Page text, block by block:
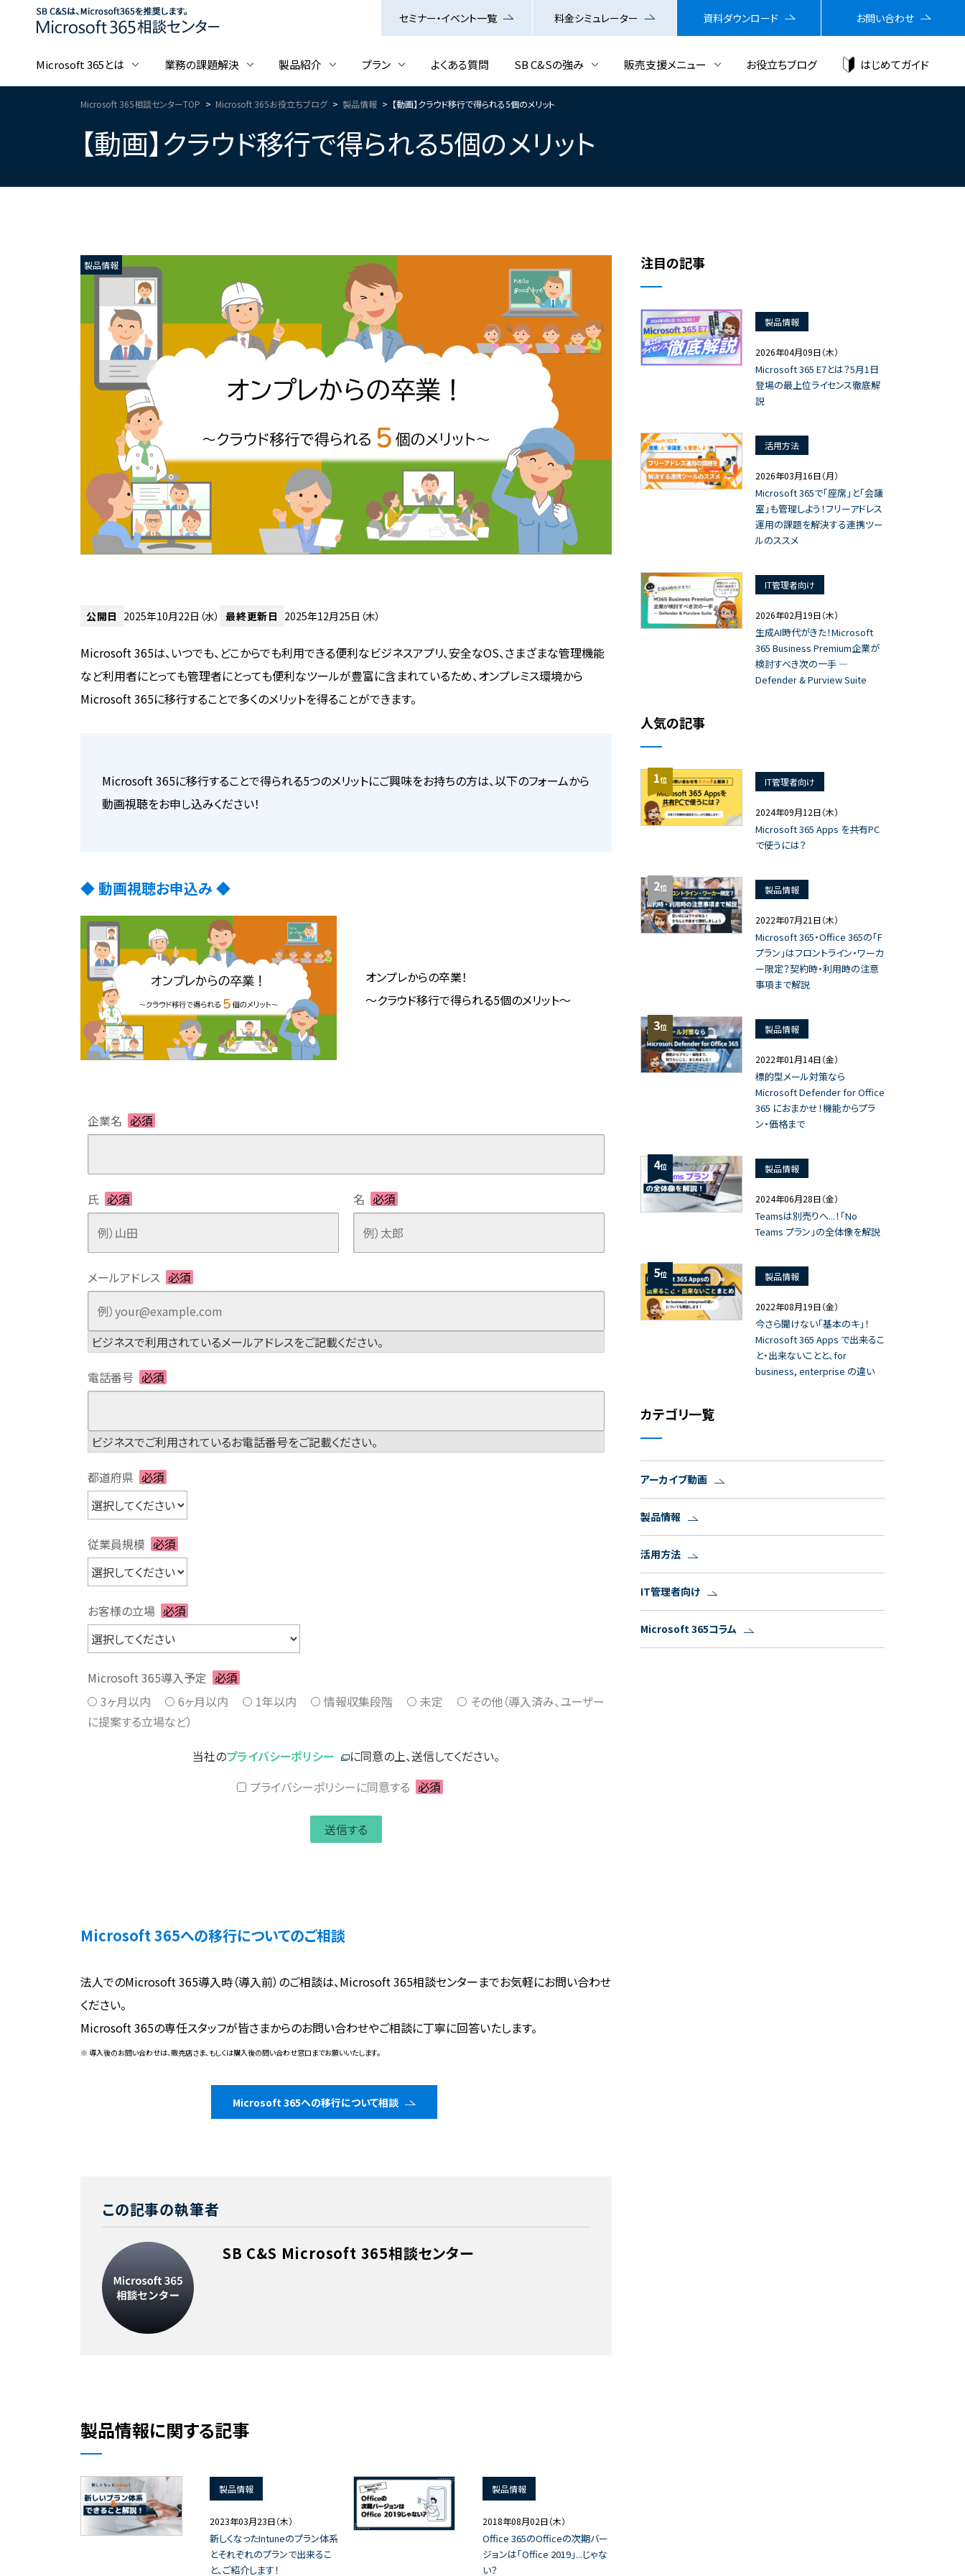
セミナー・イベント一覧 料金シミュレーター 資料ダウンロード お問い合わせ
Microsoft 365とは 業務の課題解決 製品紹介 プラン よくある質問 SB C&Sの強み 販売支援メニュー お役立ちブログ はじめてガイド
Microsoft 365相談センターTOP Microsoft 365お役立ちブログ 製品情報 【動画】クラウド移行で得られる5個のメリット
【動画】クラウド移行で得られる5個のメリット
製品情報
公開日 2025年10月22日（水） 最終更新日 2025年12月25日（木）
Microsoft 365は、いつでも、どこからでも利用できる便利なビジネスアプリ、安全なOS、さまざまな管理機能
など利用者にとっても管理者にとっても便利なツールが豊富に含まれているため、オンプレミス環境から
Microsoft 365に移行することで多くのメリットを得ることができます。
Microsoft 365に移行することで得られる5つのメリットにご興味をお持ちの方は、以下のフォームから
動画視聴をお申し込みください！
◆ 動画視聴お申込み ◆
オンプレからの卒業！
～クラウド移行で得られる5個のメリット～
企業名 必須
氏 必須 名 必須
メールアドレス 必須
ビジネスで利用されているメールアドレスをご記載ください。
電話番号 必須
ビジネスでご利用されているお電話番号をご記載ください。
都道府県 必須
従業員規模 必須
お客様の立場 必須
Microsoft 365導入予定 必須
3ヶ月以内
6ヶ月以内 1年以内 情報収集段階 未定
その他（導入済み、ユーザー
に提案する立場など）
当社のプライバシーポリシー
に同意の上、送信してください。
プライバシーポリシーに同意する 必須
Microsoft 365への移行についてのご相談
法人でのMicrosoft 365導入時（導入前）のご相談は、Microsoft 365相談センターまでお気軽にお問い合わせ
ください。
Microsoft 365の専任スタッフが皆さまからのお問い合わせやご相談に丁寧に回答いたします。
※ 導入後のお問い合わせは、販売店さま、もしくは購入後の問い合わせ窓口までお願いいたします。
Microsoft 365への移行について相談
この記事の執筆者
SB C&S Microsoft 365相談センター
製品情報に関する記事
製品情報
2023年03月23日（木）
新しくなったIntuneのプラン体系
とそれぞれのプランで出来るこ
と、ご紹介します！
製品情報
2018年08月02日（木）
Office 365のOfficeの次期バー
ジョンは「Office 2019」...じゃな
い？
注目の記事
製品情報
2026年04月09日（木）
Microsoft 365 E7とは？5月1日
登場の最上位ライセンス徹底解
説
活用方法
2026年03月16日（月）
Microsoft 365で「座席」と「会議
室」も管理しよう！フリーアドレス
運用の課題を解決する連携ツー
ルのススメ
IT管理者向け
2026年02月19日（木）
生成AI時代がきた！Microsoft
365 Business Premium企業が
検討すべき次の一手 ―
Defender & Purview Suite
人気の記事
1位 IT管理者向け
2024年09月12日（木）
Microsoft 365 Apps を共有PC
で使うには？
2位 製品情報
2022年07月21日（木）
Microsoft 365・Office 365の「F
プラン」はフロントライン・ワーカ
ー限定？契約時・利用時の注意
事項まで解説
3位 製品情報
2022年01月14日（金）
標的型メール対策なら
Microsoft Defender for Office
365 におまかせ！機能からプラ
ン・価格まで
4位 製品情報
2024年06月28日（金）
Teamsは別売りへ...！「No
Teams プラン」の全体像を解説
5位 製品情報
2022年08月19日（金）
今さら聞けない「基本のキ」！
Microsoft 365 Apps で出来るこ
と・出来ないことと、for
business, enterprise の違い
カテゴリ一覧
アーカイブ動画
製品情報
活用方法
IT管理者向け
Microsoft 365コラム